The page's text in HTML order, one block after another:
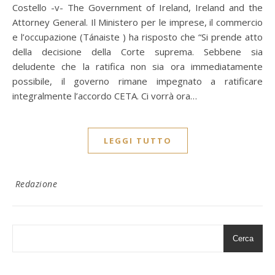
Costello -v- The Government of Ireland, Ireland and the
Attorney General. Il Ministero per le imprese, il commercio
e l’occupazione (Tánaiste ) ha risposto che “Si prende atto
della decisione della Corte suprema. Sebbene sia
deludente che la ratifica non sia ora immediatamente
possibile, il governo rimane impegnato a ratificare
integralmente l’accordo CETA. Ci vorrà ora…
LEGGI TUTTO
Redazione
Cerca